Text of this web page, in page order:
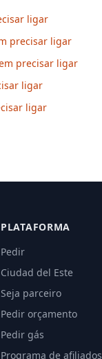
ligar
precisar ligar
precisar ligar
ligar
ligar
PLATAFORMA
Pedir
Ciudad del Este
Seja parceiro
Pedir orçamento
Pedir gás
Programa de afiliados